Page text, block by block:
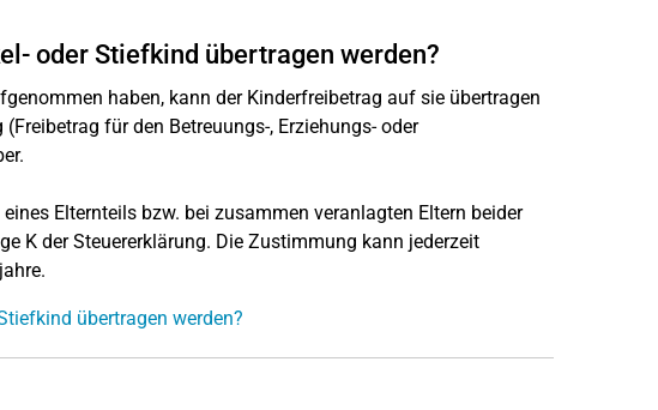
oder Stiefkind übertragen werden?
haben, kann der Kinderfreibetrag auf sie übertragen
für den Betreuungs-, Erziehungs- oder
Elternteils bzw. bei zusammen veranlagten Eltern beider
K der Steuererklärung. Die Zustimmung kann jederzeit
übertragen werden?